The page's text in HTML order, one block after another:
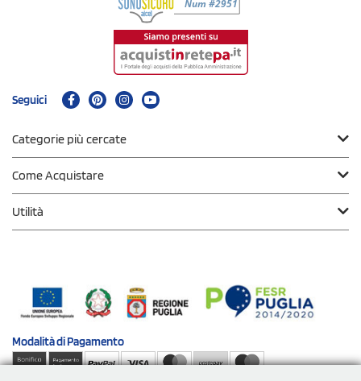
Seguici
Categorie più cercate
Come Acquistare
Utilità
Modalità diPagamento